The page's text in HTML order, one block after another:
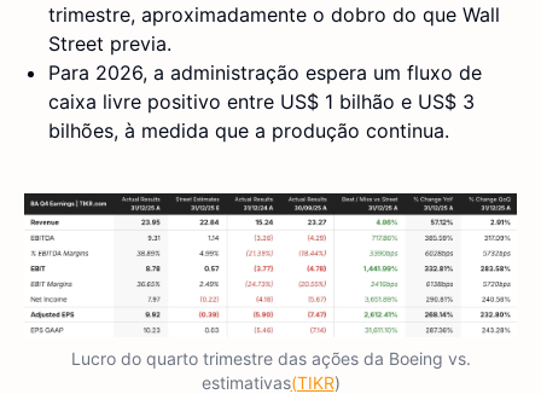
trimestre, aproximadamente o dobro do que Wall
Street previa.
Para 2026, a administração espera um fluxo de
caixa livre positivo entre US$ 1 bilhão e US$ 3
bilhões, à medida que a produção continua.
Lucro do quarto trimestre das ações da Boeing vs.
estimativas(TIKR)